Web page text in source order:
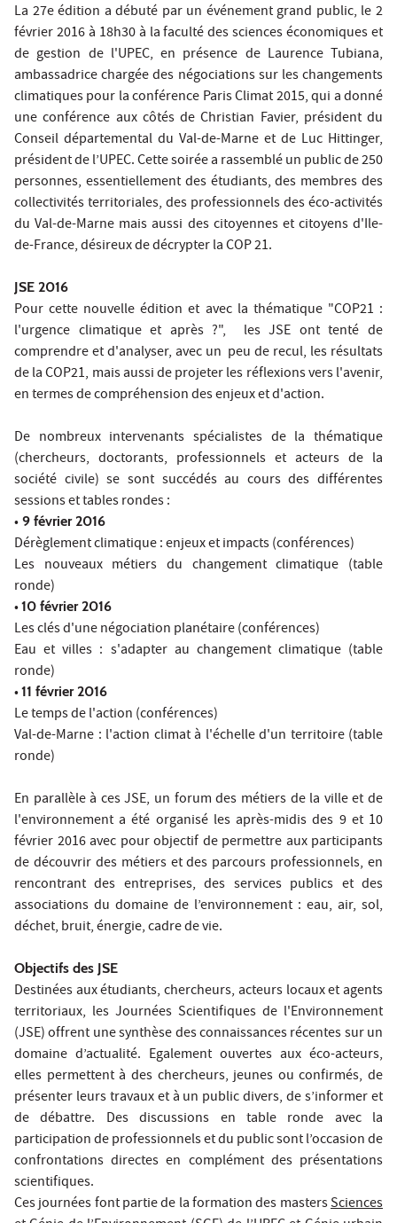
La 27e édition a débuté par un événement grand public, le 2
février 2016 à 18h30 à la faculté des sciences économiques et
de gestion de l'UPEC, en présence de Laurence Tubiana,
ambassadrice chargée des négociations sur les changements
climatiques pour la conférence Paris Climat 2015, qui a donné
une conférence aux côtés de Christian Favier, président du
Conseil départemental du Val-de-Marne et de Luc Hittinger,
président de l’UPEC. Cette soirée a rassemblé un public de 250
personnes, essentiellement des étudiants, des membres des
collectivités territoriales, des professionnels des éco-activités
du Val-de-Marne mais aussi des citoyennes et citoyens d'Ile-
de-France, désireux de décrypter la COP 21.
JSE 2016
Pour cette nouvelle édition et avec la thématique "COP21 :
l'urgence climatique et après ?", les JSE ont tenté de
comprendre et d'analyser, avec un peu de recul, les résultats
de la COP21, mais aussi de projeter les réflexions vers l'avenir,
en termes de compréhension des enjeux et d'action.
De nombreux intervenants spécialistes de la thématique
(chercheurs, doctorants, professionnels et acteurs de la
société civile) se sont succédés au cours des différentes
sessions et tables rondes :
• 9 février 2016
Dérèglement climatique : enjeux et impacts (conférences)
Les nouveaux métiers du changement climatique (table
ronde)
•10 février 2016
Les clés d'une négociation planétaire (conférences)
Eau et villes : s'adapter au changement climatique (table
ronde)
•11 février 2016
Le temps de l'action (conférences)
Val-de-Marne : l'action climat à l'échelle d'un territoire (table
ronde)
En parallèle à ces JSE, un forum des métiers de la ville et de
l'environnement a été organisé les après-midis des 9 et 10
février 2016 avec pour objectif de permettre aux participants
de découvrir des métiers et des parcours professionnels, en
rencontrant des entreprises, des services publics et des
associations du domaine de l’environnement : eau, air, sol,
déchet, bruit, énergie, cadre de vie.
Objectifs des JSE
Destinées aux étudiants, chercheurs, acteurs locaux et agents
territoriaux, les Journées Scientifiques de l'Environnement
(JSE) offrent une synthèse des connaissances récentes sur un
domaine d’actualité. Egalement ouvertes aux éco-acteurs,
elles permettent à des chercheurs, jeunes ou confirmés, de
présenter leurs travaux et à un public divers, de s’informer et
de débattre. Des discussions en table ronde avec la
participation de professionnels et du public sont l’occasion de
confrontations directes en complément des présentations
scientifiques.
Ces journées font partie de la formation des mastersSciences